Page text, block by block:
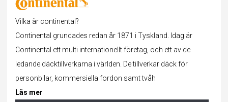
Vilka är continental?
Continental grundades redan år 1871 i Tyskland. Idag är
Continental ett multi internationellt företag, och ett av de
ledande däcktillverkarna i världen. De tillverkar däck för
personbilar, kommersiella fordon samt tvåh
Läs mer